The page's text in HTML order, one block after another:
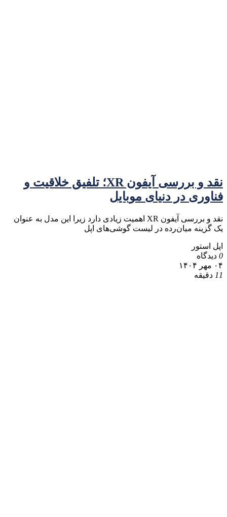
نقد و بررسی آیفون XR؛ تلفیق خلاقیت و
فناوری در دنیای موبایل
نقد و بررسی آیفون XR اهمیت زیادی دارد زیرا این مدل به عنوان
یک گزینه میان‌رده در لیست گوشی‌های اپل
اپل استور
0 دیدگاه
۰۴ مهر ۱۴۰۴
11 دقیقه